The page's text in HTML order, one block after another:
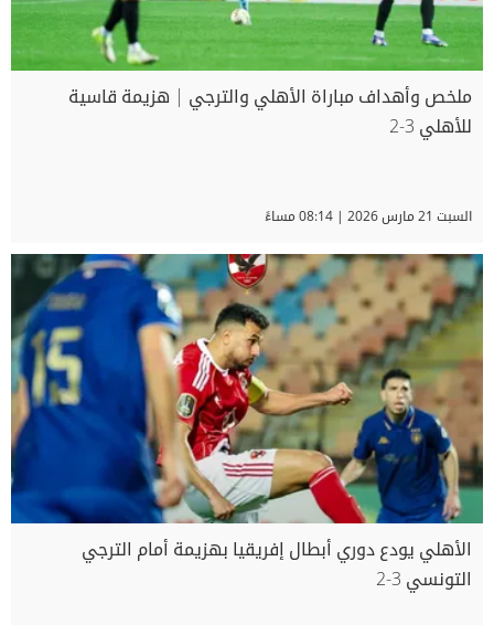
ملخص وأهداف مباراة الأهلي والترجي | هزيمة قاسية
للأهلي 3-2
السبت 21 مارس 2026 | 08:14 مساءً
الأهلي يودع دوري أبطال إفريقيا بهزيمة أمام الترجي
التونسي 3-2